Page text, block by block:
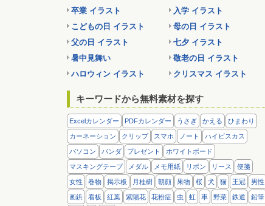
卒業 イラスト
入学 イラスト
こどもの日 イラスト
母の日 イラスト
父の日 イラスト
七夕 イラスト
暑中見舞い
敬老の日 イラスト
ハロウィン イラスト
クリスマス イラスト
キーワードから無料素材を探す
Excelカレンダー PDFカレンダー うさぎ かえる ひまわり
カーネーション クリップ スマホ ノート ハイビスカス
パソコン パンダ プレゼント ホワイトボード
マスキングテープ メダル メモ用紙 リボン リース 便箋
女性 巻物 掲示板 月桂樹 朝顔 果物 桜 犬 猫 王冠 男性
画鋲 看板 紅葉 紫陽花 花粉症 虫 虹 車 野菜 鉄道 鉛筆